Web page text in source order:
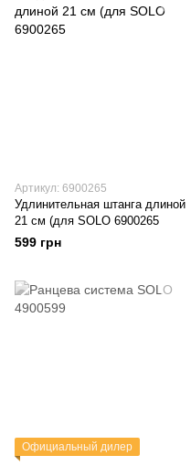
Артикул: 6900265
Удлинительная штанга длиной
21 см (для SOLO 6900265
599 грн
Официальный дилер